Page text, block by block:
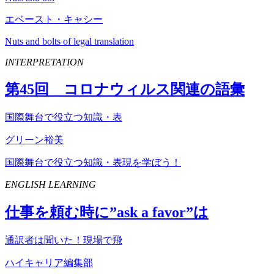
エベースト・キャシー
Nuts and bolts of legal translation
INTERPRETATION
第45回 コロナウィルス関連の語彙
国際舞台で役立つ知識・表
グリーン裕美
国際舞台で役立つ知識・表現を学ぼう！
ENGLISH LEARNING
仕事を頼む時に”ask a favor”は
通訳者は聞いた！現場で飛
ハイキャリア編集部